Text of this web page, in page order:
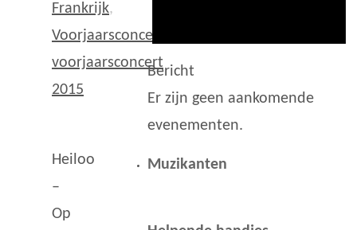
Frankrijk,
Voorjaarsconcert
voorjaarsconcert
2015
Heiloo
–
Op
Bericht
Er zijn geen aankomende
evenementen.
Muzikanten